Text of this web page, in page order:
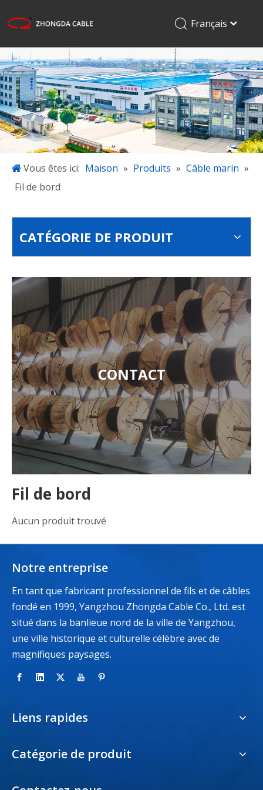
Maison
Produits
Applications
À propos de nous
Projets
Blogue
Télécharger
Français
Pусский
Español
日本語
한국어
Vous êtes ici: Maison » Produits » Câble marin »
Fil de bord
CATÉGORIE DE PRODUIT
CONTACT
Fil de bord
Aucun produit trouvé
Notre entreprise
En tant que fabricant professionnel de fils et de câbles
fondé en 1999, Yangzhou Zhongda Cable Co., Ltd. est
situé dans la banlieue nord de la ville de Yangzhou,
une ville historique et culturelle célèbre avec de
magnifiques paysages.
Liens rapides
Catégorie de produit